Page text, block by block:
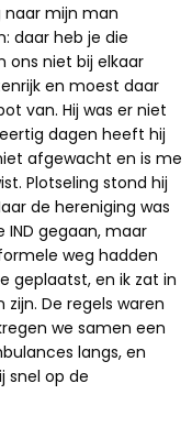
naar mijn man
daar heb je die
ons niet bij elkaar
en moest daar
van. Hij was er niet
dagen heeft hij
afgewacht en is me
Plotseling stond hij
de hereniging was
IND gegaan, maar
weg hadden
geplaatst, en ik zat in
De regels waren
we samen een
langs, en
snel op de